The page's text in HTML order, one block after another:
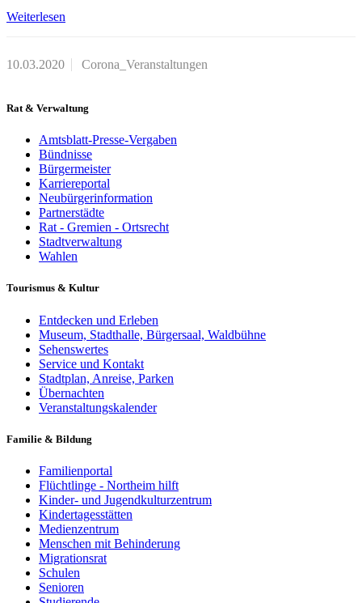
Weiterlesen
10.03.2020 Corona_Veranstaltungen
Rat & Verwaltung
Amtsblatt-Presse-Vergaben
Bündnisse
Bürgermeister
Karriereportal
Neubürgerinformation
Partnerstädte
Rat - Gremien - Ortsrecht
Stadtverwaltung
Wahlen
Tourismus & Kultur
Entdecken und Erleben
Museum, Stadthalle, Bürgersaal, Waldbühne
Sehenswertes
Service und Kontakt
Stadtplan, Anreise, Parken
Übernachten
Veranstaltungskalender
Familie & Bildung
Familienportal
Flüchtlinge - Northeim hilft
Kinder- und Jugendkulturzentrum
Kindertagesstätten
Medienzentrum
Menschen mit Behinderung
Migrationsrat
Schulen
Senioren